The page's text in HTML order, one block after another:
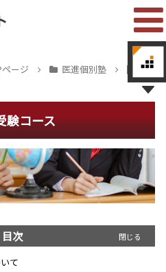
ージ 医進個別塾
中
験コース
目次
て